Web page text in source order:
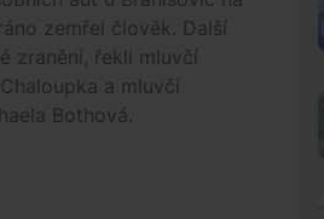
zemřel člověk. Další
zranění, řekli mluvčí
a mluvčí
Bothová.